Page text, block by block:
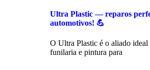
Ultra Plastic — reparos
automotivos! 💪
O Ultra Plastic é o aliado ideal
funilaria e pintura para